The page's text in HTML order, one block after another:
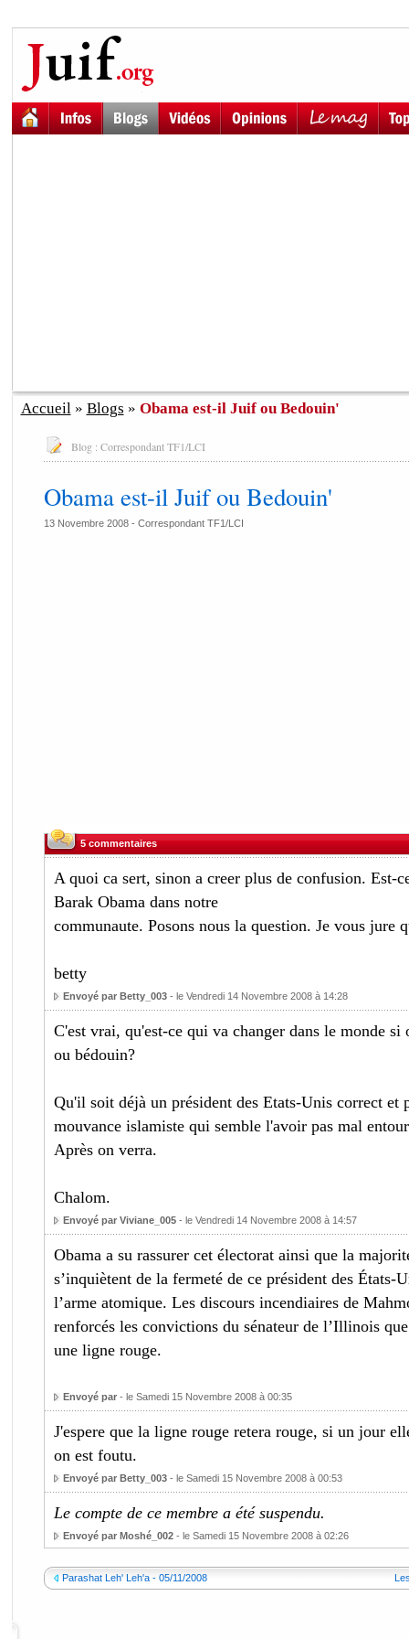
Accueil» Blogs » Obama est-il Juif ou Bedouin'
Blog : Correspondant TF1/LCI
Obama est-il Juif ou Bedouin'
13 Novembre 2008 - Correspondant TF1/LCI
5 commentaires
A quoi ca sert, sinon a creer plus de confusion. Est-
Barak Obama dans notre
communaute. Posons nous la question. Je vous jure
betty
Envoyé par Betty_003- le Vendredi 14 Novembre 2008 à 14:28
C'est vrai, qu'est-ce qui va changer dans le monde
ou bédouin?
Qu'il soit déjà un président des Etats-Unis correct et
mouvance islamiste qui semble l'avoir pas mal
Après on verra.
Chalom.
Envoyé par Viviane_005- le Vendredi 14 Novembre 2008 à 14:57
Obama a su rassurer cet électorat ainsi que la
s’inquiètent de la fermeté de ce président des États-
l’arme atomique. Les discours incendiaires de
renforcés les convictions du sénateur de l’Illinois
une ligne rouge.
Envoyé par - le Samedi 15 Novembre 2008 à 00:35
J'espere que la ligne rouge retera rouge, si un jour
on est foutu.
Envoyé par Betty_003- le Samedi 15 Novembre 2008 à 00:53
Le compte de ce membre a été suspendu.
Envoyé par Moshé_002- le Samedi 15 Novembre 2008 à 02:26
Parashat Leh' Leh'a - 05/11/2008